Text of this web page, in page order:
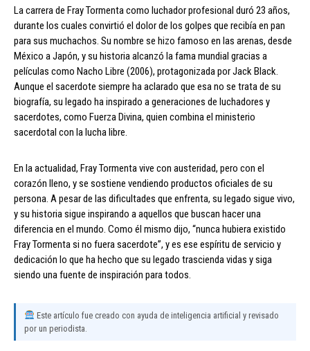
La carrera de Fray Tormenta como luchador profesional duró 23 años,
durante los cuales convirtió el dolor de los golpes que recibía en pan
para sus muchachos. Su nombre se hizo famoso en las arenas, desde
México a Japón, y su historia alcanzó la fama mundial gracias a
películas como Nacho Libre (2006), protagonizada por Jack Black.
Aunque el sacerdote siempre ha aclarado que esa no se trata de su
biografía, su legado ha inspirado a generaciones de luchadores y
sacerdotes, como Fuerza Divina, quien combina el ministerio
sacerdotal con la lucha libre.
En la actualidad, Fray Tormenta vive con austeridad, pero con el
corazón lleno, y se sostiene vendiendo productos oficiales de su
persona. A pesar de las dificultades que enfrenta, su legado sigue vivo,
y su historia sigue inspirando a aquellos que buscan hacer una
diferencia en el mundo. Como él mismo dijo, “nunca hubiera existido
Fray Tormenta si no fuera sacerdote”, y es ese espíritu de servicio y
dedicación lo que ha hecho que su legado trascienda vidas y siga
siendo una fuente de inspiración para todos.
Este artículo fue creado con ayuda de inteligencia artificial y revisado
por un periodista.